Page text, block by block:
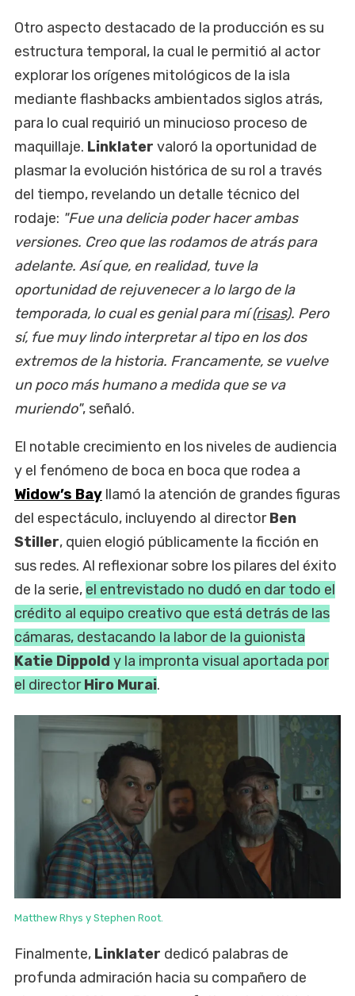
Otro aspecto destacado de la producción es su
estructura temporal, la cual le permitió al actor
explorar los orígenes mitológicos de la isla
mediante flashbacks ambientados siglos atrás,
para lo cual requirió un minucioso proceso de
maquillaje. Linklater valoró la oportunidad de
plasmar la evolución histórica de su rol a través
del tiempo, revelando un detalle técnico del
rodaje: "Fue una delicia poder hacer ambas
versiones. Creo que las rodamos de atrás para
adelante. Así que, en realidad, tuve la
oportunidad de rejuvenecer a lo largo de la
temporada, lo cual es genial para mí(risas). Pero
sí, fue muy lindo interpretar al tipo en los dos
extremos de la historia. Francamente, se vuelve
un poco más humano a medida que se va
muriendo", señaló.
El notable crecimiento en los niveles de audiencia
y el fenómeno de boca en boca que rodea a
Widow’s Bay llamó la atención de grandes figuras
del espectáculo, incluyendo al directorBen
Stiller, quien elogió públicamente la ficción en
sus redes. Al reflexionar sobre los pilares del éxito
de la serie, el entrevistado no dudó en dar todo el
crédito al equipo creativo que está detrás de las
cámaras, destacando la labor de la guionista
Katie Dippold y la impronta visual aportada por
el directorHiro Murai.
Matthew Rhys y Stephen Root.
Finalmente, Linklater dedicó palabras de
profunda admiración hacia su compañero de